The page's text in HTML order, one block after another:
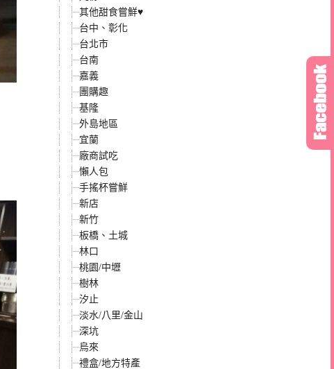
其他甜食嘗鮮♥
台中、彰化
台北市
台南
嘉義
團購趣
基隆
外島地區
宜蘭
廠商試吃
懶人包
手搖杯嘗鮮
新店
新竹
板橋、土城
林口
桃園/中壢
樹林
汐止
淡水/八里/金山
深坑
烏來
禮盒/地方特產